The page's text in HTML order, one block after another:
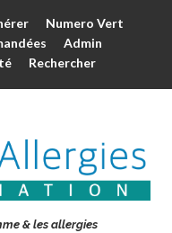
Numero Vert
Admin
Rechercher
& les allergies